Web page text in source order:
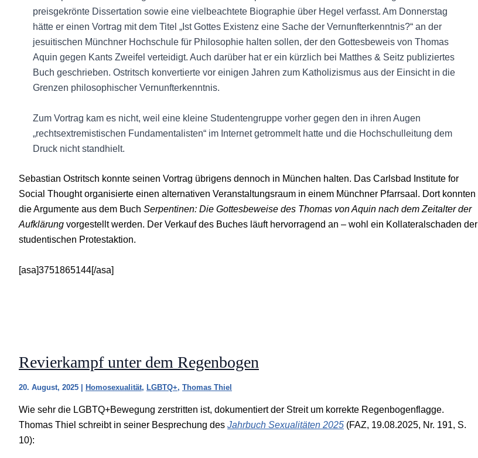
preisgekrönte Dissertation sowie eine vielbeachtete Biographie über Hegel verfasst. Am Donnerstag
hätte er einen Vortrag mit dem Titel „Ist Gottes Existenz eine Sache der Vernunfterkenntnis?“ an der
jesuitischen Münchner Hochschule für Philosophie halten sollen, der den Gottesbeweis von Thomas
Aquin gegen Kants Zweifel verteidigt. Auch darüber hat er ein kürzlich bei Matthes & Seitz publiziertes
Buch geschrieben. Ostritsch konvertierte vor einigen Jahren zum Katholizismus aus der Einsicht in die
Grenzen philosophischer Vernunfterkenntnis.
Zum Vortrag kam es nicht, weil eine kleine Studentengruppe vorher gegen den in ihren Augen
„rechtsextremistischen Fundamentalisten“ im Internet getrommelt hatte und die Hochschulleitung dem
Druck nicht standhielt.
Sebastian Ostritsch konnte seinen Vortrag übrigens dennoch in München halten. Das Carlsbad Institute for
Social Thought organisierte einen alternativen Veranstaltungsraum in einem Münchner Pfarrsaal. Dort konnten
die Argumente aus dem Buch Serpentinen: Die Gottesbeweise des Thomas von Aquin nach dem Zeitalter der
Aufklärung vorgestellt werden. Der Verkauf des Buches läuft hervorragend an – wohl ein Kollateralschaden der
studentischen Protestaktion.
[asa]3751865144[/asa]
Revierkampf unter dem Regenbogen
20. August, 2025 | Homosexualität, LGBTQ+, Thomas Thiel
Wie sehr die LGBTQ+Bewegung zerstritten ist, dokumentiert der Streit um korrekte Regenbogenflagge.
Thomas Thiel schreibt in seiner Besprechung des Jahrbuch Sexualitäten 2025 (FAZ, 19.08.2025, Nr. 191, S.
10):